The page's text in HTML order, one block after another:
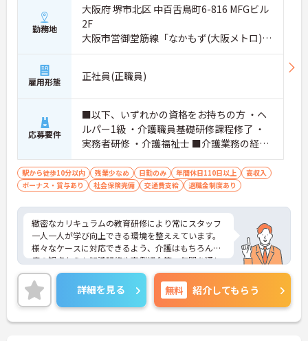
勤務地
大阪府 堺市北区 中百舌鳥町6-816 MFGビル
2F
大阪市営御堂筋線「なかもず(大阪メトロ)
駅」徒歩4分
雇用形態 正社員(正職員)
応募要件
■以下、いずれかの資格をお持ちの方 ・ヘ
ルパー1級 ・介護職員基礎研修課程修了 ・
実務者研修 ・介護福祉士 ■介護業務の経験
がある方
駅から徒歩10分以内 残業少なめ 日勤のみ 年間休日110日以上
高収入
ボーナス・賞与あり
社会保険完備 交通費支給 退職金制度あり
緻密なカリキュラムの教育研修により常にスタッフ
一人一人が学び向上できる環境を整ええています。
様々なケースに対応できるよう、介護はもちろん医
療の観点からも知識研修や事例紹介等、年間を通し
て各サービスのスタッフから幹部社員まで教育研修
を行っています。詳細を見る 無料 紹介してもらう